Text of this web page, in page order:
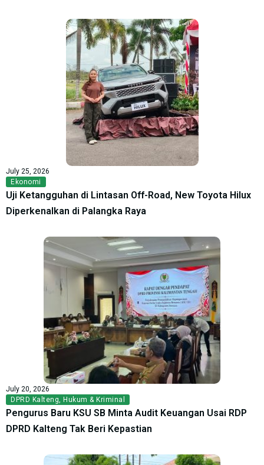
July 25, 2026
Ekonomi
Uji Ketangguhan di Lintasan Off-Road, New Toyota Hilux
Diperkenalkan di Palangka Raya
July 20, 2026
DPRD Kalteng, Hukum & Kriminal
Pengurus Baru KSU SB Minta Audit Keuangan Usai RDP
DPRD Kalteng Tak Beri Kepastian